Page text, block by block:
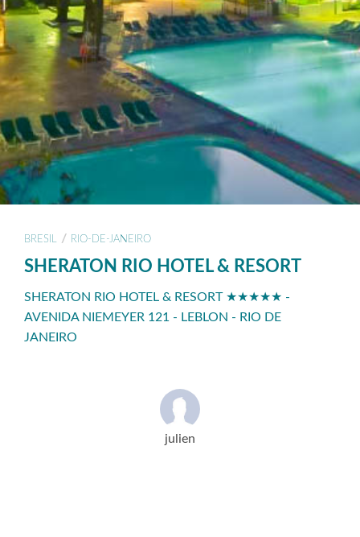
BRESIL / RIO-DE-JANEIRO
SHERATON RIO HOTEL & RESORT
SHERATON RIO HOTEL & RESORT ★★★★★ -
AVENIDA NIEMEYER 121 - LEBLON - RIO DE
JANEIRO
julien